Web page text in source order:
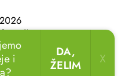
ležaljke
sada uz popust
. All
i
DA,
ŽELIM
X